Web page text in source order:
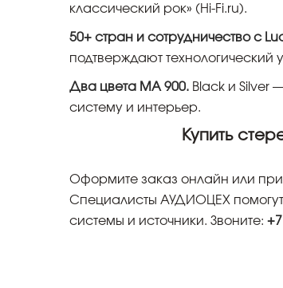
классический рок» (Hi-Fi.ru).
50+ стран и сотрудничество с
подтверждают
Два цвета MA 900. Black и Silver
систему и интерьер.
Купить
Оформите заказ онлайн или
Специалисты АУДИОЦЕХ
системы и источники. Звоните: